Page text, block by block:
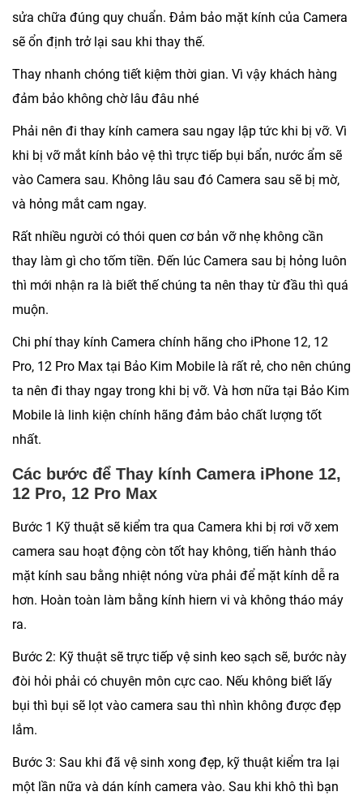
sửa chữa đúng quy chuẩn. Đảm bảo mặt kính của Camera
sẽ ổn định trở lại sau khi thay thế.
Thay nhanh chóng tiết kiệm thời gian. Vì vậy khách hàng
đảm bảo không chờ lâu đâu nhé
Phải nên đi thay kính camera sau ngay lập tức khi bị vỡ. Vì
khi bị vỡ mắt kính bảo vệ thì trực tiếp bụi bẩn, nước ẩm sẽ
vào Camera sau. Không lâu sau đó Camera sau sẽ bị mờ,
và hỏng mắt cam ngay.
Rất nhiều người có thói quen cơ bản vỡ nhẹ không cần
thay làm gì cho tốm tiền. Đến lúc Camera sau bị hỏng luôn
thì mới nhận ra là biết thế chúng ta nên thay từ đầu thì quá
muộn.
Chi phí thay kính Camera chính hãng cho iPhone 12, 12
Pro, 12 Pro Max tại Bảo Kim Mobile là rất rẻ, cho nên chúng
ta nên đi thay ngay trong khi bị vỡ. Và hơn nữa tại Bảo Kim
Mobile là linh kiện chính hãng đảm bảo chất lượng tốt
nhất.
Các bước để Thay kính Camera iPhone 12,
12 Pro, 12 Pro Max
Bước 1 Kỹ thuật sẽ kiểm tra qua Camera khi bị rơi vỡ xem
camera sau hoạt động còn tốt hay không, tiến hành tháo
mặt kính sau bằng nhiệt nóng vừa phải để mặt kính dễ ra
hơn. Hoàn toàn làm bằng kính hiern vi và không tháo máy
ra.
Bước 2: Kỹ thuật sẽ trực tiếp vệ sinh keo sạch sẽ, bước này
đòi hỏi phải có chuyên môn cực cao. Nếu không biết lấy
bụi thì bụi sẽ lọt vào camera sau thì nhìn không được đẹp
lắm.
Bước 3: Sau khi đã vệ sinh xong đẹp, kỹ thuật kiểm tra lại
một lần nữa và dán kính camera vào. Sau khi khô thì bạn